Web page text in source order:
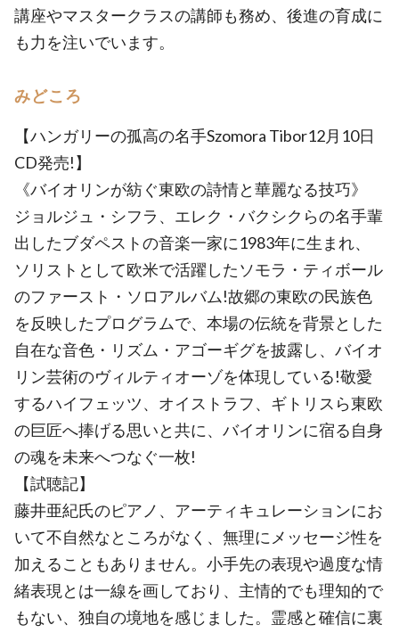
講座やマスタークラスの講師も務め、後進の育成に
も力を注いでいます。
みどころ
【ハンガリーの孤高の名手Szomora Tibor12月10日
CD発売!】
《バイオリンが紡ぐ東欧の詩情と華麗なる技巧》
ジョルジュ・シフラ、エレク・バクシクらの名手輩
出したブダペストの音楽一家に1983年に生まれ、
ソリストとして欧米で活躍したソモラ・ティボール
のファースト・ソロアルバム!故郷の東欧の民族色
を反映したプログラムで、本場の伝統を背景とした
自在な音色・リズム・アゴーギグを披露し、バイオ
リン芸術のヴィルティオーゾを体現している!敬愛
するハイフェッツ、オイストラフ、ギトリスら東欧
の巨匠へ捧げる思いと共に、バイオリンに宿る自身
の魂を未来へつなぐ一枚!
【試聴記】
藤井亜紀氏のピアノ、アーティキュレーションにお
いて不自然なところがなく、無理にメッセージ性を
加えることもありません。小手先の表現や過度な情
緒表現とは一線を画しており、主情的でも理知的で
もない、独自の境地を感じました。霊感と確信に裏